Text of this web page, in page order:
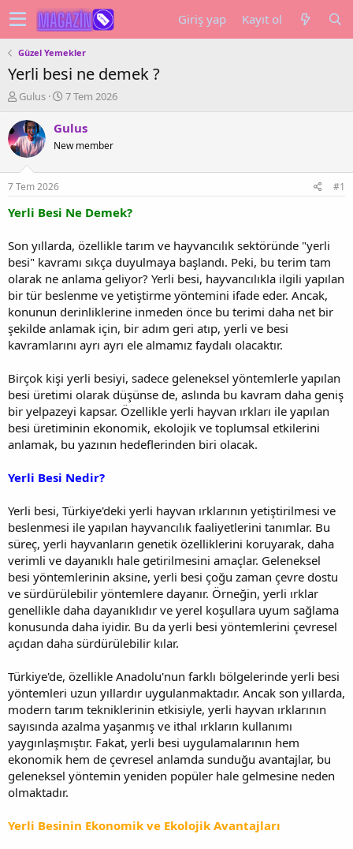
Giriş yap Kayıt ol
Güzel Yemekler
Yerli besi ne demek ?
K
n
u
y
b
a
ş
t
a
n
Gulus
B
ş
a
ç
r
i
h
i
7 Tem 2026
Gulus
New member
7 Tem 2026 #1
Yerli Besi Ne Demek?
Son yıllarda, özellikle tarım ve hayvancılık sektöründe "yerli
besi" kavramı sıkça duyulmaya başlandı. Peki, bu terim tam
olarak ne anlama geliyor? Yerli besi, hayvancılıkla ilgili yapılan
bir tür beslenme ve yetiştirme yöntemini ifade eder. Ancak,
konunun derinliklerine inmeden önce bu terimi daha net bir
şekilde anlamak için, bir adım geri atıp, yerli ve besi
kavramlarını ayrı ayrı ele almamız faydalı olacaktır.
Birçok kişi yerli besiyi, sadece geleneksel yöntemlerle yapılan
besi üretimi olarak düşünse de, aslında bu kavram daha geniş
bir yelpazeyi kapsar. Özellikle yerli hayvan ırkları ile yapılan
besi üretiminin ekonomik, ekolojik ve toplumsal etkilerini
anlamak, bu yazının hedeflerinden biri olacak.
Yerli Besi Nedir?
Yerli besi, Türkiye'deki yerli hayvan ırklarının yetiştirilmesi ve
beslenmesi ile yapılan hayvancılık faaliyetlerini tanımlar. Bu
süreç, yerli hayvanların genetik özelliklerini koruyarak, daha
verimli ve dayanıklı hale getirilmesini amaçlar. Geleneksel
besi yöntemlerinin aksine, yerli besi çoğu zaman çevre dostu
ve sürdürülebilir yöntemlere dayanır. Örneğin, yerli ırklar
genellikle daha dayanıklıdır ve yerel koşullara uyum sağlama
konusunda daha iyidir. Bu da yerli besi yöntemlerini çevresel
açıdan daha sürdürülebilir kılar.
Türkiye'de, özellikle Anadolu'nun farklı bölgelerinde yerli besi
yöntemleri uzun yıllardır uygulanmaktadır. Ancak son yıllarda,
modern tarım tekniklerinin etkisiyle, yerli hayvan ırklarının
sayısında azalma yaşanmış ve ithal ırkların kullanımı
yaygınlaşmıştır. Fakat, yerli besi uygulamalarının hem
ekonomik hem de çevresel anlamda sunduğu avantajlar, bu
geleneksel yöntemin yeniden popüler hale gelmesine neden
olmaktadır.
Yerli Besinin Ekonomik ve Ekolojik Avantajları